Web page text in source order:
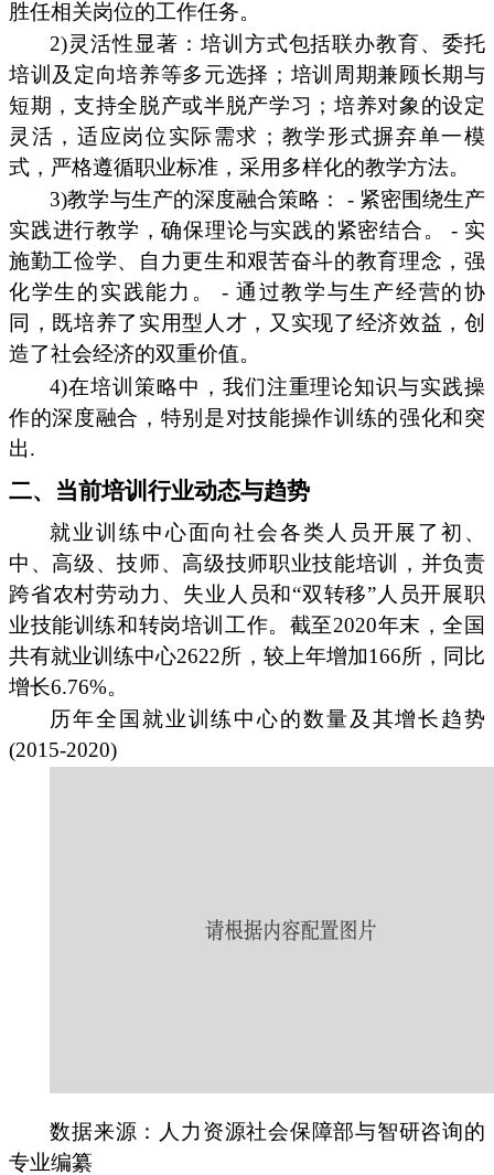
胜任相关岗位的工作任务。
2)灵活性显著：培训方式包括联办教育、委托
培训及定向培养等多元选择；培训周期兼顾长期与
短期，支持全脱产或半脱产学习；培养对象的设定
灵活，适应岗位实际需求；教学形式摒弃单一模
式，严格遵循职业标准，采用多样化的教学方法。
3)教学与生产的深度融合策略： - 紧密围绕生产
实践进行教学，确保理论与实践的紧密结合。 - 实
施勤工俭学、自力更生和艰苦奋斗的教育理念，强
化学生的实践能力。 - 通过教学与生产经营的协
同，既培养了实用型人才，又实现了经济效益，创
造了社会经济的双重价值。
4)在培训策略中，我们注重理论知识与实践操
作的深度融合，特别是对技能操作训练的强化和突
出.
二、当前培训行业动态与趋势
就业训练中心面向社会各类人员开展了初、
中、高级、技师、高级技师职业技能培训，并负责
跨省农村劳动力、失业人员和“双转移”人员开展职
业技能训练和转岗培训工作。截至2020年末，全国
共有就业训练中心2622所，较上年增加166所，同比
增长6.76%。
历年全国就业训练中心的数量及其增长趋势
(2015-2020)
数据来源：人力资源社会保障部与智研咨询的
专业编纂